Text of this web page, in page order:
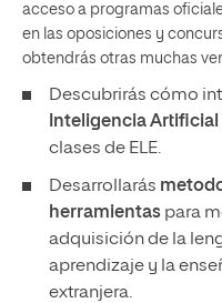
acceso a programas
en las oposiciones y
obtendrás otras muchas
Descubrirás cómo
Inteligencia Artificial
clases de ELE.
Desarrollarás
herramientas para
adquisición de la
aprendizaje y la
extranjera.